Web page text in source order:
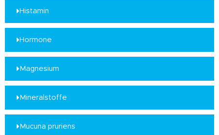
Histamin
Hormone
Magnesium
Mineralstoffe
Mucuna pruriens